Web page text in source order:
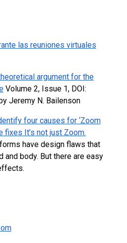
las reuniones virtuales
argument for the
Volume 2, Issue 1, DOI:
Jeremy N. Bailenson
four causes for ‘Zoom
fixes It’s not just Zoom.
have design flaws that
and body. But there are easy